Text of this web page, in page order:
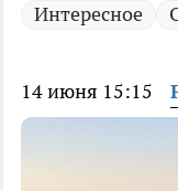
Интересное
14 июня 15:15